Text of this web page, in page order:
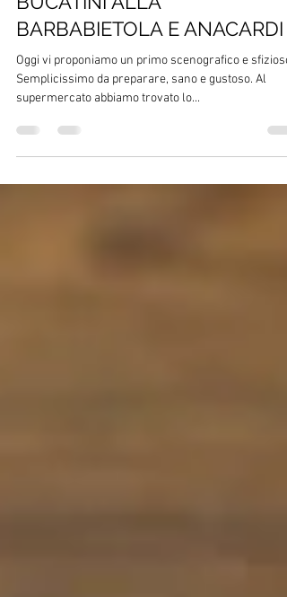
Federica Cesino
4 mar 2022
Tempo di lettura: 1 min
BUCATINI ALLA
BARBABIETOLA E ANACARDI
Semplicissimo da preparare, sano e gustoso. Al
supermercato abbiamo trovato lo...